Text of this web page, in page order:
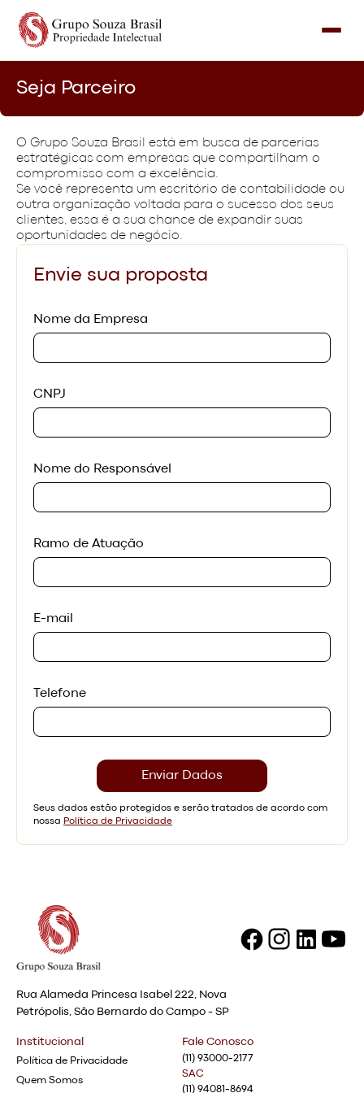
Seja Parceiro
O Grupo Souza Brasil está em busca de parcerias
estratégicas com empresas que compartilham o
compromisso com a excelência.
Se você representa um escritório de contabilidade ou
outra organização voltada para o sucesso dos seus
clientes, essa é a sua chance de expandir suas
oportunidades de negócio.
Envie sua proposta
Nome da Empresa
CNPJ
Nome do Responsável
Ramo de Atuação
E-mail
Telefone
Seus dados estão protegidos e serão tratados de acordo com
nossa Política de Privacidade
Rua Alameda Princesa Isabel 222, Nova
Petrópolis, São Bernardo do Campo - SP
Institucional
Política de Privacidade
Quem Somos
Fale Conosco
(11) 93000-2177
SAC
(11) 94081-8694